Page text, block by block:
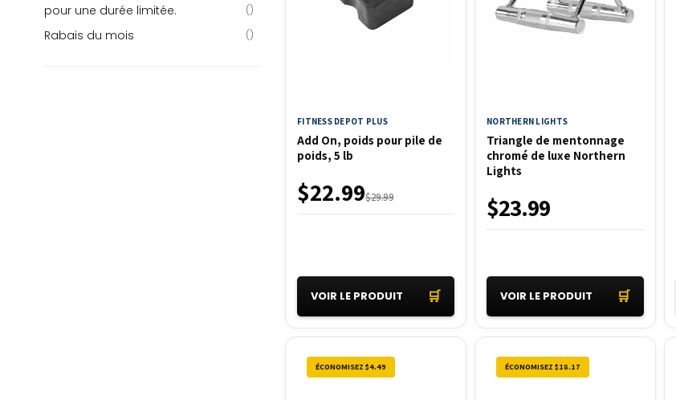
pour une durée limitée.
Rabais du mois
FITNESS DEPOT PLUS
Add On, poids pour pile de
poids, 5 lb
$29.99
$22.99
VOIR LE PRODUIT 🛒
NORTHERN LIGHTS
Triangle de mentonnage
chromé de luxe Northern
Lights
$23.99
VOIR LE PRODUIT 🛒
ÉCONOMISEZ $4.49 ÉCONOMISEZ $18.17